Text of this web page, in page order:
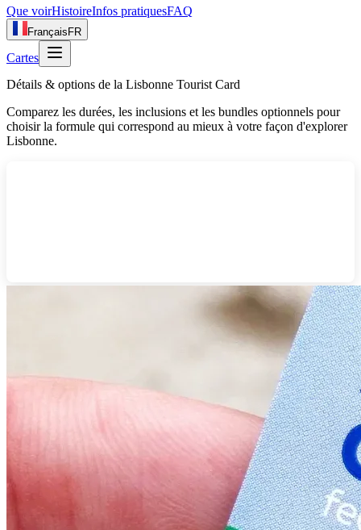
Que voirHistoireInfos pratiquesFAQ
Français FR
Cartes
Détails & options de la Lisbonne Tourist Card
Comparez les durées, les inclusions et les bundles optionnels pour
choisir la formule qui correspond au mieux à votre façon d'explorer
Lisbonne.